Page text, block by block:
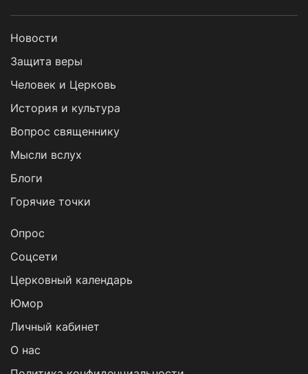
Новости
Защита веры
Человек и Церковь
История и культура
Вопрос священнику
Мысли вслух
Блоги
Горячие точки
Опрос
Cоцсети
Церковный календарь
Юмор
Личный кабинет
О нас